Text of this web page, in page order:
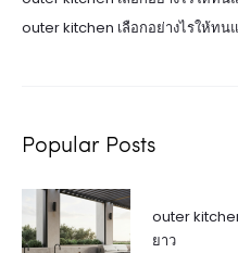
outer kitchen เลือกอย่างไรให้ทน
Popular Posts
outer
ยาว